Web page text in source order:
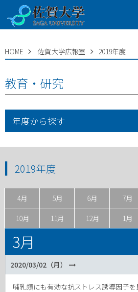
HOME 佐賀大学広報室 2019年度
教育・研究
年度から探す
2019年度
4月 5月 6月 7月
10月 11月 12月 1月
3月
2020/03/02（月）
哺乳類にも有効な抗ストレス誘導因子